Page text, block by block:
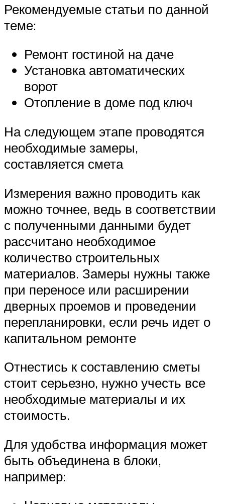
Рекомендуемые статьи по данной
теме:
Ремонт гостиной на даче
Установка автоматических
ворот
Отопление в доме под ключ
На следующем этапе проводятся
необходимые замеры,
составляется смета
Измерения важно проводить как
можно точнее, ведь в соответствии
с полученными данными будет
рассчитано необходимое
количество строительных
материалов. Замеры нужны также
при переносе или расширении
дверных проемов и проведении
перепланировки, если речь идет о
капитальном ремонте
Отнестись к составлению сметы
стоит серьезно, нужно учесть все
необходимые материалы и их
стоимость.
Для удобства информация может
быть объединена в блоки,
например: